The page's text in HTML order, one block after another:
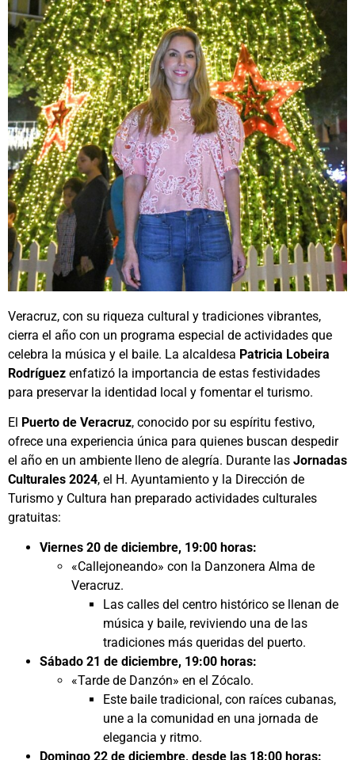
Veracruz, con su riqueza cultural y tradiciones vibrantes,
cierra el año con un programa especial de actividades que
celebra la música y el baile. La alcaldesa Patricia Lobeira
Rodríguez enfatizó la importancia de estas festividades
para preservar la identidad local y fomentar el turismo.
El Puerto de Veracruz, conocido por su espíritu festivo,
ofrece una experiencia única para quienes buscan despedir
el año en un ambiente lleno de alegría. Durante las Jornadas
Culturales 2024, el H. Ayuntamiento y la Dirección de
Turismo y Cultura han preparado actividades culturales
gratuitas:
Viernes 20 de diciembre, 19:00 horas:
«Callejoneando» con la Danzonera Alma de
Veracruz.
Las calles del centro histórico se llenan de
música y baile, reviviendo una de las
tradiciones más queridas del puerto.
Sábado 21 de diciembre, 19:00 horas:
«Tarde de Danzón» en el Zócalo.
Este baile tradicional, con raíces cubanas,
une a la comunidad en una jornada de
elegancia y ritmo.
Domingo 22 de diciembre, desde las 18:00 horas: